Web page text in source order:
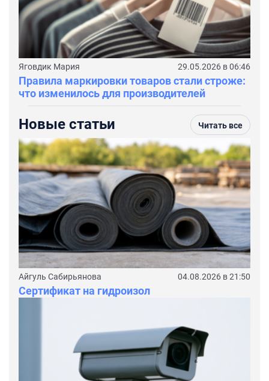
Яговдик Мария 29.05.2026 в 06:46
Правила маркировки товаров стали строже:
что изменилось для производителей
Новые статьи Читать все
Айгуль Сабирьянова 04.08.2026 в 21:50
Сертификат на гидроизол